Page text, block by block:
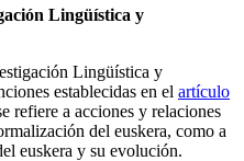
Lingüística y
Lingüística y
establecidas en el artículo
refiere a acciones y relaciones
del euskera, como a
euskera y su evolución.